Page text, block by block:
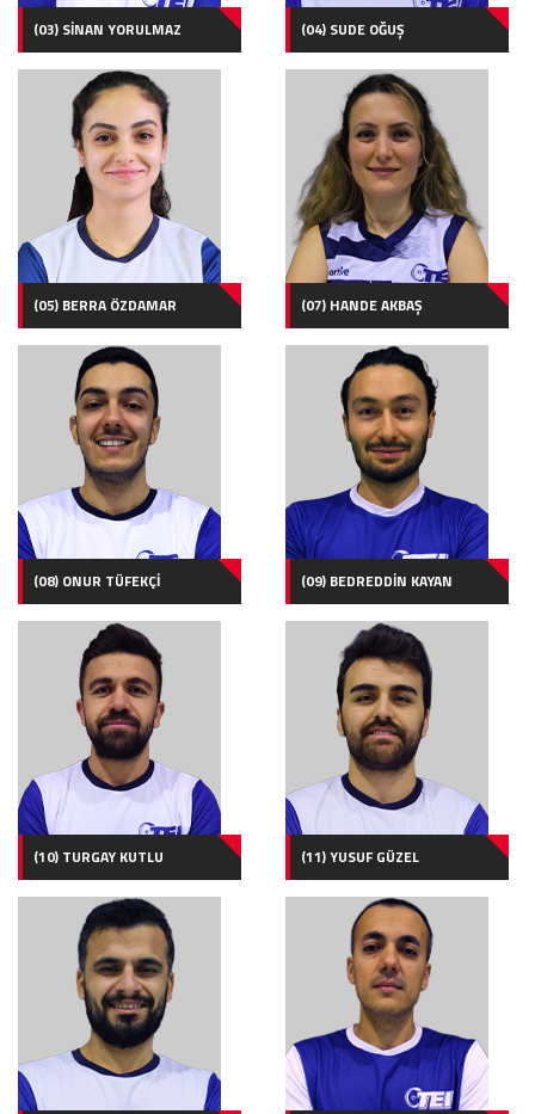
(03) SİNAN YORULMAZ (04) SUDE OĞUŞ
(05) BERRA ÖZDAMAR (07) HANDE AKBAŞ
(08) ONUR TÜFEKÇİ (09) BEDREDDİN KAYAN
(10) TURGAY KUTLU (11) YUSUF GÜZEL